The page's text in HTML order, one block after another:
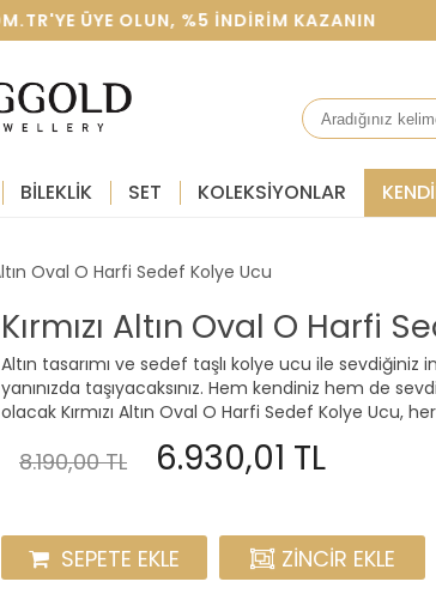
ÜYE OLUN, %5 INDIRIM KAZANIN
BİLEKLİK SET KOLEKSIYONLAR
Oval O Harfi Sedef Kolye Ucu
Kırmızı Altın Oval O Harfi
Altın tasarımı ve sedef taşlı kolye ucu ile sevdiğiniz
yanınızda taşıyacaksınız. Hem kendiniz hem de
olacak Kırmızı Altın Oval O Harfi Sedef Kolye Ucu,
8.190,00 TL 6.930,01 TL
SEPETE EKLE ZINCIR EKLE